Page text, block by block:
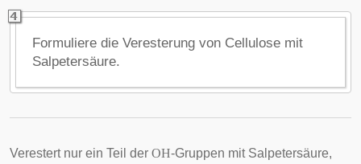
Formuliere die Veresterung von Cellulose mit
Salpetersäure.
Verestert nur ein Teil der OH-Gruppen mit Salpetersäure,